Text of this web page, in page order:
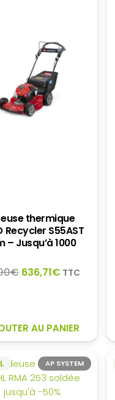
thermique
Recycler S55AST
– Jusqu’à 1000
€ Le
879,00€.
636,71€Le
636,71€.
TTC
AU PANIER
AP SYSTEM